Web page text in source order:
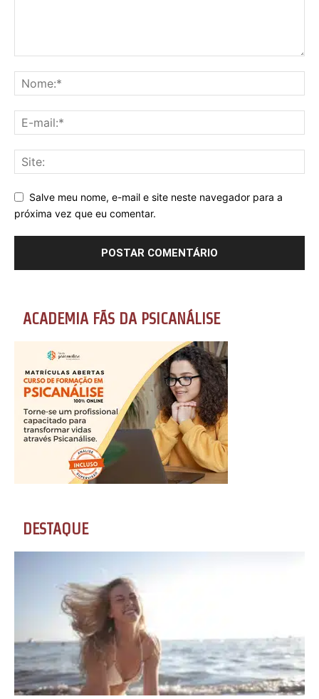
Salve meu nome, e-mail e site neste navegador para a
próxima vez que eu comentar.
ACADEMIA FÃS DA PSICANÁLISE
DESTAQUE